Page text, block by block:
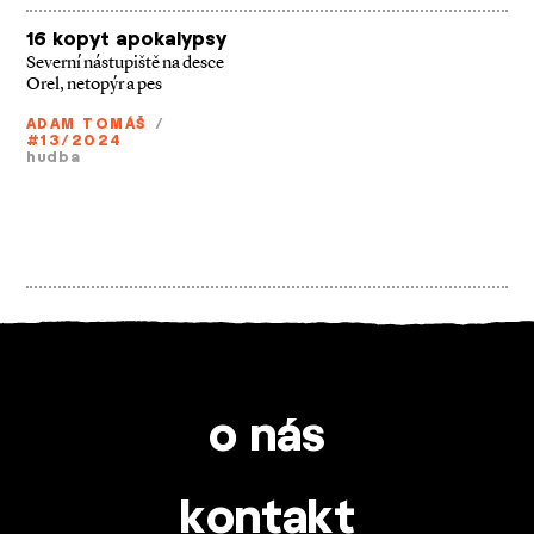
16 kopyt apokalypsy
Severní nástupiště na desce
Orel, netopýr a pes
ADAM TOMÁŠ /
#13/2024
hudba
o nás
kontakt